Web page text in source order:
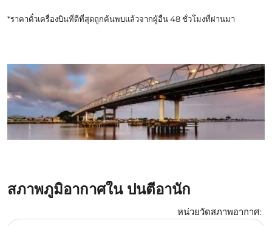
*ราคาตั๋วเครื่องบินที่ดีที่สุดถูกค้นพบแล้วจากผู้อื่น 48 ชั่วโมงที่ผ่านมา
สภาพภูมิอากาศใน ปนตีอานัก
หน่วยวัดสภาพอากาศ: